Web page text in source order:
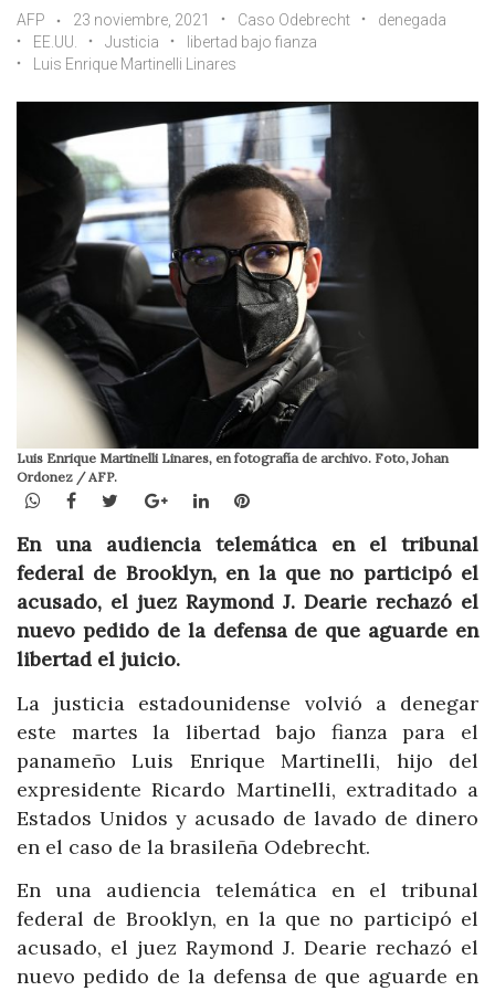
AFP 23 noviembre, 2021 Caso Odebrecht
denegada
EE.UU.
Justicia
libertad bajo fianza
Luis Enrique Martinelli Linares
Luis Enrique Martinelli Linares, en fotografía de archivo. Foto, Johan
Ordonez / AFP.
WhatsApp
Facebook
TwitterGoogle+LinkedInPinterest
En una audiencia telemática en el tribunal
federal de Brooklyn, en la que no participó el
acusado, el juez Raymond J. Dearie rechazó el
nuevo pedido de la defensa de que aguarde en
libertad el juicio.
La justicia estadounidense volvió a denegar
este martes la libertad bajo fianza para el
panameño Luis Enrique Martinelli, hijo del
expresidente Ricardo Martinelli, extraditado a
Estados Unidos y acusado de lavado de dinero
en el caso de la brasileña Odebrecht.
En una audiencia telemática en el tribunal
federal de Brooklyn, en la que no participó el
acusado, el juez Raymond J. Dearie rechazó el
nuevo pedido de la defensa de que aguarde en